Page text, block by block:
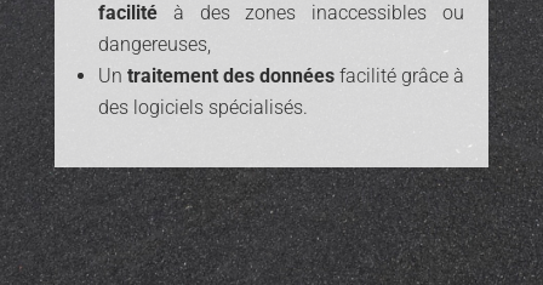
facilitéà des zones inaccessibles ou
dangereuses,
Un traitement des données facilité grâce à
des logiciels spécialisés.